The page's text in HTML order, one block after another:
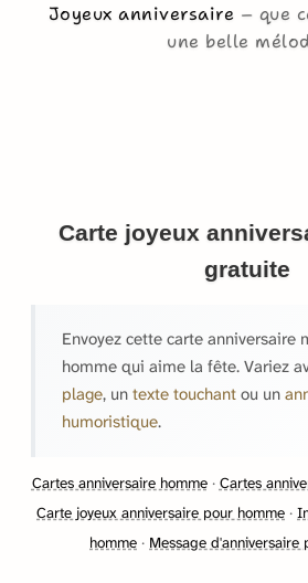
Joyeux anniversaire
que
une belle
Carte joyeux
gratuite
Envoyez cette carte anniversaire
homme qui aime la fête. Variez
plage, un texte touchant ou un
humoristique.
Cartes anniversaire homme· Cartes
Carte joyeux anniversaire pour homme ·
homme · Message d'anniversaire